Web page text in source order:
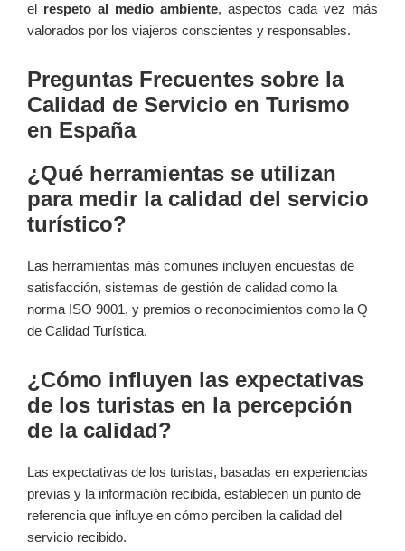
el respeto al medio ambiente, aspectos cada vez más
valorados por los viajeros conscientes y responsables.
Preguntas Frecuentes sobre la
Calidad de Servicio en Turismo
en España
¿Qué herramientas se utilizan
para medir la calidad del servicio
turístico?
Las herramientas más comunes incluyen encuestas de
satisfacción, sistemas de gestión de calidad como la
norma ISO 9001, y premios o reconocimientos como la Q
de Calidad Turística.
¿Cómo influyen las expectativas
de los turistas en la percepción
de la calidad?
Las expectativas de los turistas, basadas en experiencias
previas y la información recibida, establecen un punto de
referencia que influye en cómo perciben la calidad del
servicio recibido.